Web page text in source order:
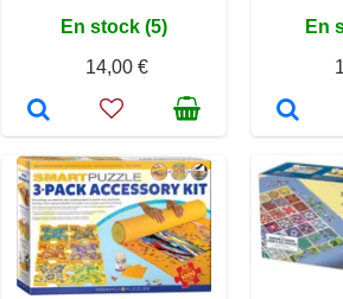
En stock (5)
14,00 €
En